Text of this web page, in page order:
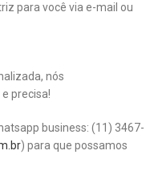
para você via e-mail ou
nós
precisa!
business: (11) 3467-
) para que possamos